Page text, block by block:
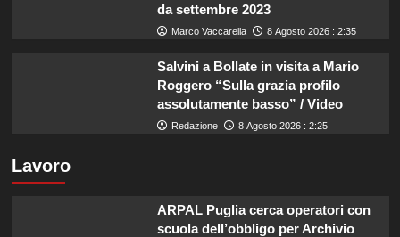
da settembre 2023
Marco Vaccarella 8 Agosto 2026 : 2:35
Salvini a Bollate in visita a Mario
Roggero “Sulla grazia profilo
assolutamente basso” / Video
Redazione 8 Agosto 2026 : 2:25
Lavoro
ARPAL Puglia cerca operatori con
scuola dell’obbligo per Archivio